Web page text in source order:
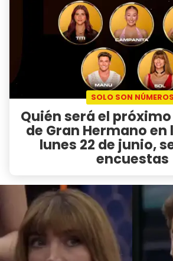
SOLO SON NÚMEROS
Quién será el
de Gran Hermano en
lunes 22 de junio,
encuestas